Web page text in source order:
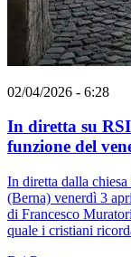
02/04/2026 - 6:28
In diretta su
funzione del
In diretta dalla
(Berna) venerdì 3
di Francesco
quale i cristiani